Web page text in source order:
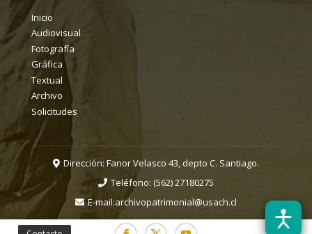
Inicio
Audiovisual
Fotografía
Gráfica
Textual
Archivo
Solicitudes
Dirección: Fanor Velasco 43, depto C. Santiago.
Teléfono: (562) 27180275
E-mail:archivopatrimonial@usach.cl